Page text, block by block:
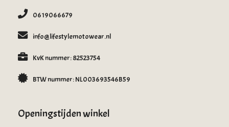
0619066679
info@lifestylemotowear.nl
KvK nummer: 82523754
BTW nummer: NL003693546B59
Openingstijden winkel